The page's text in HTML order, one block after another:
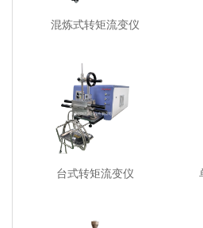
混炼式转矩流变仪
台式转矩流变仪